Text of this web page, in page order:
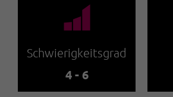
🞽
Schwierigkeitsgrad
4 - 6